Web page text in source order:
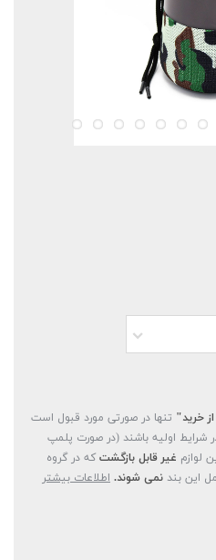
خرید" تنها در صورتی مورد قبول است
شرایط اولیه باشند (در صورت پلمپ
لوازم غیر قابل بازگشت که در گروه
این بند نمی شوند. اطلاعات بیشتر